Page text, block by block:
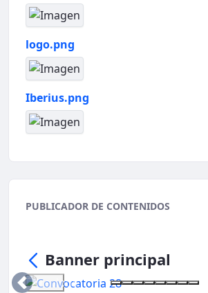
logo.png
Iberius.png
PUBLICADOR DE CONTENIDOS
Banner principal
Previous